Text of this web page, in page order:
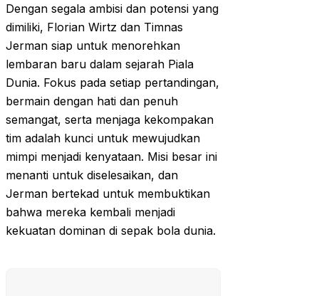
Dengan segala ambisi dan potensi yang
dimiliki, Florian Wirtz dan Timnas
Jerman siap untuk menorehkan
lembaran baru dalam sejarah Piala
Dunia. Fokus pada setiap pertandingan,
bermain dengan hati dan penuh
semangat, serta menjaga kekompakan
tim adalah kunci untuk mewujudkan
mimpi menjadi kenyataan. Misi besar ini
menanti untuk diselesaikan, dan
Jerman bertekad untuk membuktikan
bahwa mereka kembali menjadi
kekuatan dominan di sepak bola dunia.